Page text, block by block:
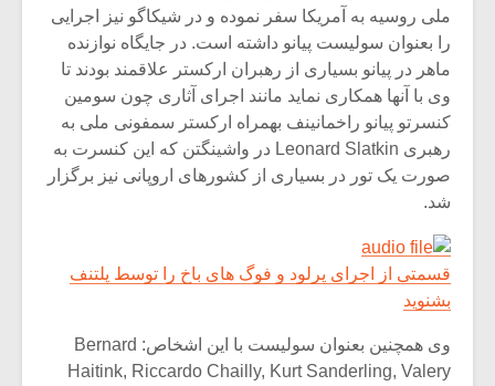
ملی روسیه به آمریکا سفر نموده و در شیکاگو نیز اجرایی
را بعنوان سولیست پیانو داشته است. در جایگاه نوازنده
ماهر در پیانو بسیاری از رهبران ارکستر علاقمند بودند تا
وی با آنها همکاری نماید مانند اجرای آثاری چون سومین
کنسرتو پیانو راخمانینف بهمراه ارکستر سمفونی ملی به
رهبری Leonard Slatkin در واشینگتن که این کنسرت به
صورت یک تور در بسیاری از کشورهای اروپانی نیز برگزار
شد.
قسمتی از اجرای پرلود و فوگ های باخ را توسط پلتنف
بشنوید
وی همچنین بعنوان سولیست با این اشخاص: Bernard
Haitink, Riccardo Chailly, Kurt Sanderling, Valery